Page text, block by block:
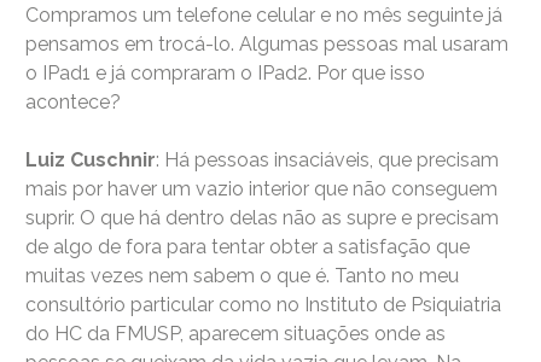
Compramos um telefone celular e no mês seguinte já
pensamos em trocá-lo. Algumas pessoas mal usaram
o IPad1 e já compraram o IPad2. Por que isso
acontece?
Luiz Cuschnir: Há pessoas insaciáveis, que precisam
mais por haver um vazio interior que não conseguem
suprir. O que há dentro delas não as supre e precisam
de algo de fora para tentar obter a satisfação que
muitas vezes nem sabem o que é. Tanto no meu
consultório particular como no Instituto de Psiquiatria
do HC da FMUSP, aparecem situações onde as